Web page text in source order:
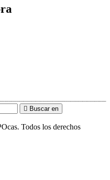
Buscar en
Todos los derechos